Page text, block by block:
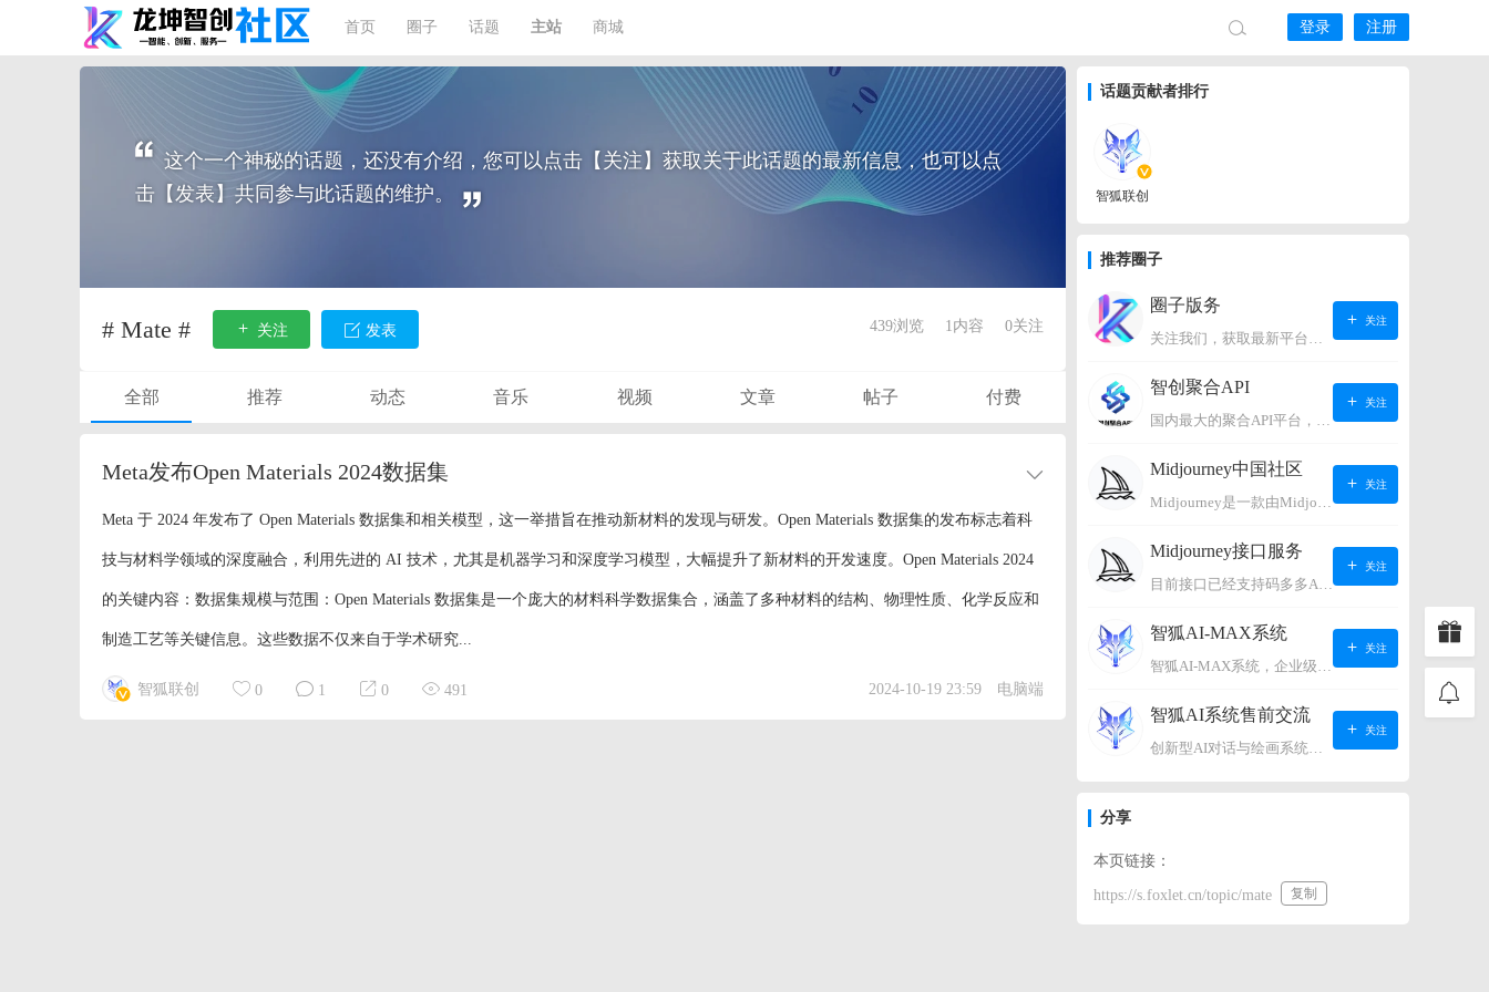
首页 圈子 话题 主站 商城 登录 注册
话题贡献者排行
智狐联创
推荐圈子
圈子版务
关注我们，获取最新平台动态。
关注
智创聚合API
国内最大的聚合API平台，支持OpenAI、阿里、智谱、360、讯飞、百度等国内外大语言模型。https://s.lconai.com/
关注
Midjourney中国社区
Midjourney是一款由Midjourney有限公司开发的数字艺术工具软件，具有生成虚拟世界的强大能力，可根据用户输入的文字或语音在虚拟世界中生成对应场景，使用户能够探索和创造自己的数字艺术作品。
关注
Midjourney接口服务
目前接口已经支持码多多AI系统、小狐狸AI系统，如需其它接口请联系微信客服：lonconst
关注
智狐AI-MAX系统
智狐AI-MAX系统，企业级AI知识库，可以进行AI对话、AI应用，拥有强大的第三方对接能力。适用企业智能客服、企业智能文档、专家顾问助理等多种企业级商业场景，具有较大的商业使用价值。 如需购买请联系客服微信：lonconst
关注
智狐AI系统售前交流
创新型AI对话与绘画系统（非官方） 如需购买请联系微信客服：lonconst
关注
分享
本页链接：
https://s.foxlet.cn/topic/mate 复制
这个一个神秘的话题，还没有介绍，您可以点击【关注】获取关于此话题的最新信息，也可以点
击【发表】共同参与此话题的维护。
# Mate # 关注 发表 439浏览 1内容 0关注
全部 推荐 动态 音乐 视频 文章 帖子 付费
Meta发布Open Materials 2024数据集
Meta 于 2024 年发布了 Open Materials 数据集和相关模型，这一举措旨在推动新材料的发现与研发。Open Materials 数据集的发布标志着科
技与材料学领域的深度融合，利用先进的 AI 技术，尤其是机器学习和深度学习模型，大幅提升了新材料的开发速度。Open Materials 2024
的关键内容：数据集规模与范围：Open Materials 数据集是一个庞大的材料科学数据集合，涵盖了多种材料的结构、物理性质、化学反应和
制造工艺等关键信息。这些数据不仅来自于学术研究...
智狐联创 0 1 0 491 2024-10-19 23:59 电脑端